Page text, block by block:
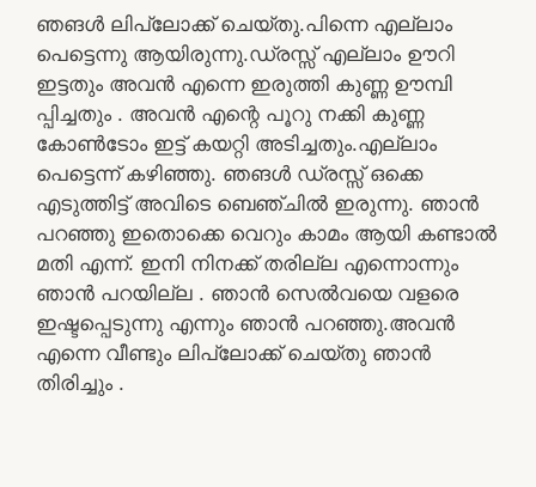
ഞങൾ ലിപ്ലോക്ക് ചെയ്തു.പിന്നെ എല്ലാം
പെട്ടെന്നു ആയിരുന്നു.ഡ്രസ്സ് എല്ലാം ഊറി
ഇട്ടതും അവൻ എന്നെ ഇരുത്തി കുണ്ണ ഊമ്പി
പ്പിച്ചതും . അവൻ എന്റെ പൂറു നക്കി കുണ്ണ
കോൺടോം ഇട്ട് കയറ്റി അടിച്ചതും.എല്ലാം
പെട്ടെന്ന് കഴിഞ്ഞു. ഞങൾ ഡ്രസ്സ് ഒക്കെ
എടുത്തിട്ട് അവിടെ ബെഞ്ചിൽ ഇരുന്നു. ഞാൻ
പറഞ്ഞു ഇതൊക്കെ വെറും കാമം ആയി കണ്ടാൽ
മതി എന്ന്. ഇനി നിനക്ക് തരില്ല എന്നൊന്നും
ഞാൻ പറയില്ല . ഞാൻ സെൽവയെ വളരെ
ഇഷ്ടപ്പെടുന്നു എന്നും ഞാൻ പറഞ്ഞു.അവൻ
എന്നെ വീണ്ടും ലിപ്ലോക്ക് ചെയ്തു ഞാൻ
തിരിച്ചും .